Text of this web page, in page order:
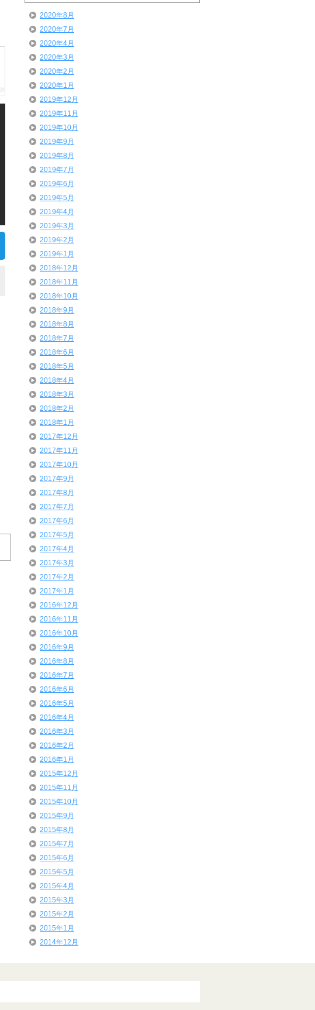
2020年8月
2020年7月
2020年4月
2020年3月
2020年2月
2020年1月
2019年12月
2019年11月
2019年10月
2019年9月
2019年8月
2019年7月
2019年6月
2019年5月
2019年4月
2019年3月
2019年2月
2019年1月
2018年12月
2018年11月
2018年10月
2018年9月
2018年8月
2018年7月
2018年6月
2018年5月
2018年4月
2018年3月
2018年2月
2018年1月
2017年12月
2017年11月
2017年10月
2017年9月
2017年8月
2017年7月
2017年6月
2017年5月
2017年4月
2017年3月
2017年2月
2017年1月
2016年12月
2016年11月
2016年10月
2016年9月
2016年8月
2016年7月
2016年6月
2016年5月
2016年4月
2016年3月
2016年2月
2016年1月
2015年12月
2015年11月
2015年10月
2015年9月
2015年8月
2015年7月
2015年6月
2015年5月
2015年4月
2015年3月
2015年2月
2015年1月
2014年12月